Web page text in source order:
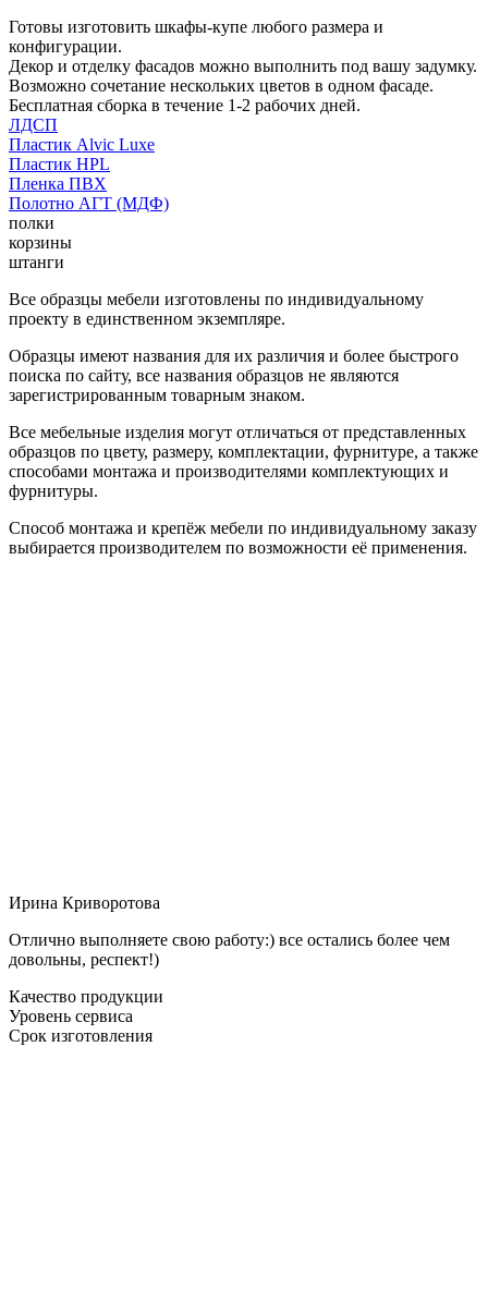
Готовы изготовить шкафы-купе любого размера и
конфигурации.
Декор и отделку фасадов можно выполнить под вашу задумку.
Возможно сочетание нескольких цветов в одном фасаде.
Бесплатная сборка в течение 1-2 рабочих дней.
ЛДСП
Пластик Alvic Luxe
Пластик HPL
Пленка ПВХ
Полотно АГТ (МДФ)
полки
корзины
штанги
Все образцы мебели изготовлены по индивидуальному
проекту в единственном экземпляре.
Образцы имеют названия для их различия и более быстрого
поиска по сайту, все названия образцов не являются
зарегистрированным товарным знаком.
Все мебельные изделия могут отличаться от представленных
образцов по цвету, размеру, комплектации, фурнитуре, а также
способами монтажа и производителями комплектующих и
фурнитуры.
Способ монтажа и крепёж мебели по индивидуальному заказу
выбирается производителем по возможности её применения.
Ирина Криворотова
Отлично выполняете свою работу:) все остались более чем
довольны, респект!)
Качество продукции
Уровень сервиса
Срок изготовления